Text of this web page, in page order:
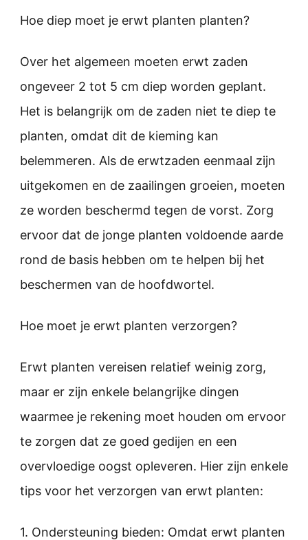
Hoe diep moet je erwt planten planten?
Over het algemeen moeten erwt zaden
ongeveer 2 tot 5 cm diep worden geplant.
Het is belangrijk om de zaden niet te diep te
planten, omdat dit de kieming kan
belemmeren. Als de erwtzaden eenmaal zijn
uitgekomen en de zaailingen groeien, moeten
ze worden beschermd tegen de vorst. Zorg
ervoor dat de jonge planten voldoende aarde
rond de basis hebben om te helpen bij het
beschermen van de hoofdwortel.
Hoe moet je erwt planten verzorgen?
Erwt planten vereisen relatief weinig zorg,
maar er zijn enkele belangrijke dingen
waarmee je rekening moet houden om ervoor
te zorgen dat ze goed gedijen en een
overvloedige oogst opleveren. Hier zijn enkele
tips voor het verzorgen van erwt planten:
1. Ondersteuning bieden: Omdat erwt planten